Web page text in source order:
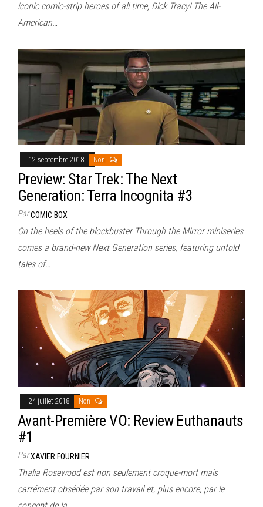
iconic comic-strip heroes of all time, Dick Tracy! The All-
American…
12 septembre 2018 Non
Preview: Star Trek: The Next
Generation: Terra Incognita #3
ParCOMIC BOX
On the heels of the blockbuster Through the Mirror miniseries
comes a brand-new Next Generation series, featuring untold
tales of…
24 juillet 2018 Non
Avant-Première VO: Review Euthanauts
#1
ParXAVIER FOURNIER
Thalia Rosewood est non seulement croque-mort mais
carrément obsédée par son travail et, plus encore, par le